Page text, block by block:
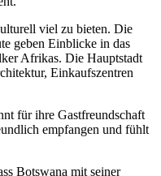
viel zu bieten. Die
geben Einblicke in das
Afrikas. Die Hauptstadt
Einkaufszentren
für ihre Gastfreundschaft
empfangen und fühlt
Botswana mit seiner